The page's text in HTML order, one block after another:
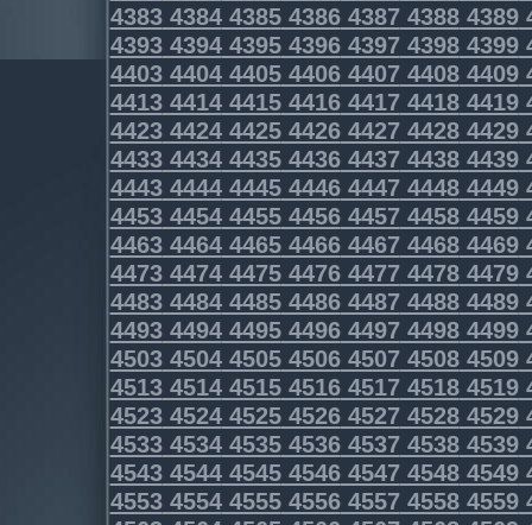
4383438443854386438743884389
4393439443954396439743984399
4403440444054406440744084409
4413441444154416441744184419
4423442444254426442744284429
4433443444354436443744384439
4443444444454446444744484449
4453445444554456445744584459
4463446444654466446744684469
4473447444754476447744784479
4483448444854486448744884489
4493449444954496449744984499
4503450445054506450745084509
4513451445154516451745184519
4523452445254526452745284529
4533453445354536453745384539
4543454445454546454745484549
4553455445554556455745584559